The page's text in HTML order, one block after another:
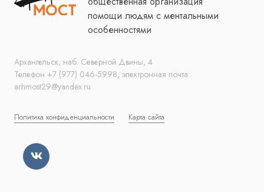
помощи людям с ментальными
особенностями
Архангельск, наб. Северной Двины, 4
Телефон +7 (977) 046-5998, электронная почта:
arhmost29@yandex.ru
Политика конфиденциальности Карта сайта